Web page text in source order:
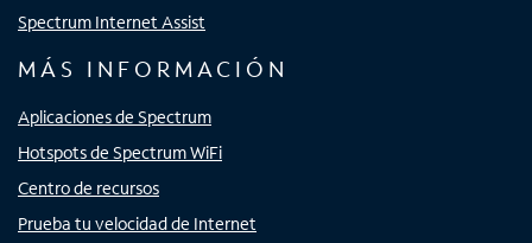
Spectrum Internet Assist
MÁS INFORMACIÓN
Aplicaciones de Spectrum
Hotspots de Spectrum WiFi
Centro de recursos
Prueba tu velocidad de Internet